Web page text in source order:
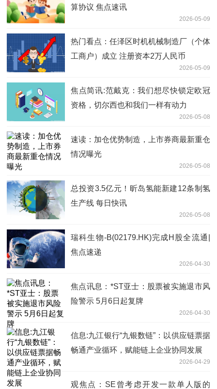
算协议 焦点速讯
2026-05-09
热门看点：任泽区时机机械制造厂（个体
工商户）成立 注册资本2万人民币
2026-05-09
焦点简讯:范戴克：我们想尽快锁定欧冠
资格，切尔西也和我们一样有动力
2026-05-08
速读：加仓优势制造，上市券商最新重仓
情况曝光
2026-05-08
总投资3.5亿元！昕岛氢能新建12条制氢
生产线 每日快讯
2026-05-08
瑞科生物-B(02179.HK)完成H股全流通|
焦点速递
2026-04-30
焦点讯息：*ST亚士：股票被实施退市风
险警示 5月6日起复牌
2026-04-30
信息:九江银行“九银数链”：以供应链票据
畅通产业循环，赋能链上企业协同发展
2026-04-29
观焦点：SE曾考虑开发一款单人版的